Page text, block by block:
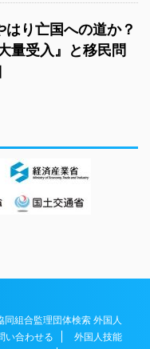
り亡国への道か？
量受入』と移民問
同組合監理団体検索 外国人
い合わせる
外国人技能